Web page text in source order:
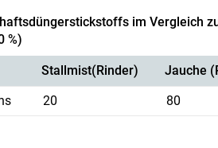
im Vergleich
%)
Stallmist(Rinder) Jauche
20 80